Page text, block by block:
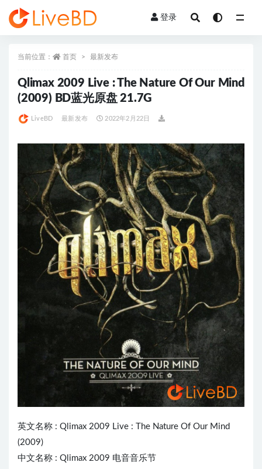
登录
当前位置： 首页 最新发布
Qlimax 2009 Live : The Nature Of Our Mind
(2009) BD蓝光原盘 21.7G
LiveBD 最新发布 2022年2月22日
英文名称 : Qlimax 2009 Live : The Nature Of Our Mind
(2009)
中文名称 : Qlimax 2009 电音音乐节